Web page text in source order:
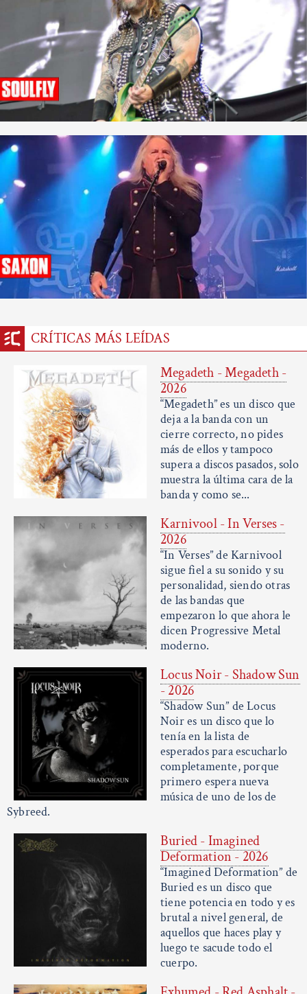
CRÍTICAS MÁS LEÍDAS
Megadeth - Megadeth -
2026
“Megadeth” es un disco que
deja a la banda con un
cierre correcto, no pides
más de ellos y tampoco
supera a discos pasados, solo
muestra la última cara de la
banda y como se...
Karnivool - In Verses -
2026
“In Verses” de Karnivool
sigue fiel a su sonido y su
personalidad, siendo otras
de las bandas que
empezaron lo que ahora le
dicen Progressive Metal
moderno.
Locus Noir - Shadow Sun
- 2026
“Shadow Sun” de Locus
Noir es un disco que lo
tenía en la lista de
esperados para escucharlo
completamente, porque
primero espera nueva
música de uno de los de
Sybreed.
Buried - Imagined
Deformation - 2026
“Imagined Deformation” de
Buried es un disco que
tiene potencia en todo y es
brutal a nivel general, de
aquellos que haces play y
luego te sacude todo el
cuerpo.